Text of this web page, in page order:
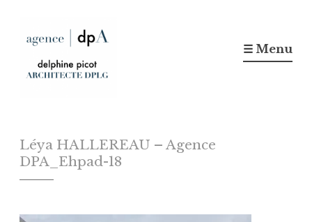
au
contenu
d'Espace – agence dpa –
NANTES
☰ Menu
Léya HALLEREAU – Agence
DPA_Ehpad-18